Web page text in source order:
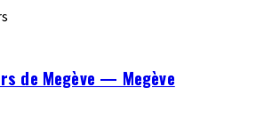
de Megève — Megève